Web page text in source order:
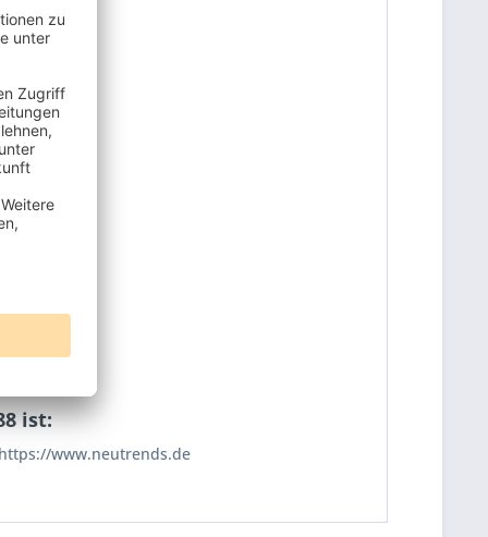
ist:
www.neutrends.de